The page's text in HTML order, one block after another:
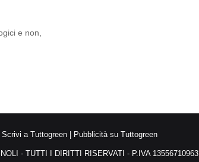
e non,
Scrivi a Tuttogreen Pubblicità su Tuttogreen
- TUTTI I DIRITTI RISERVATI - P.IVA 13556710963